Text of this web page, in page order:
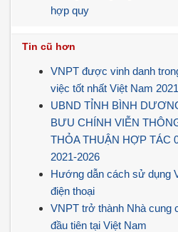
hợp quy
Tin cũ hơn
VNPT được vinh danh
việc tốt nhất Việt Nam 2021
UBND TỈNH BÌNH
BƯU CHÍNH VIỄN
THỎA THUẬN HỢP TÁC
2021-2026
Hướng dẫn cách sử dụng
điện thoại
VNPT trở thành Nhà cung
đầu tiên tại Việt Nam